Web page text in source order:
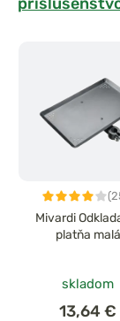
Mivardi
platňa malá
skladom
13,64 €